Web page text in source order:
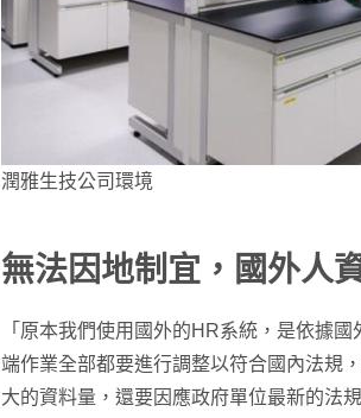
潤雅生技公司環境
無法因地制宜，國外人
「原本我們使用國外的HR系統，是依據
端作業全部都要進行調整以符合國內法規
大的資料量，還要因應政府單位最新的法